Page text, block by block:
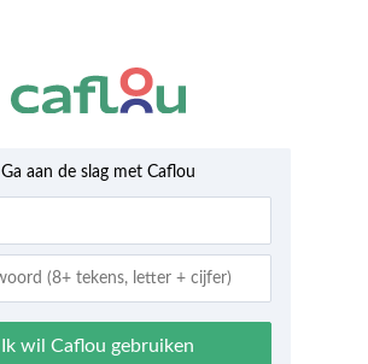
Ga aan de slag met Caflou
Ik wil Caflou gebruiken